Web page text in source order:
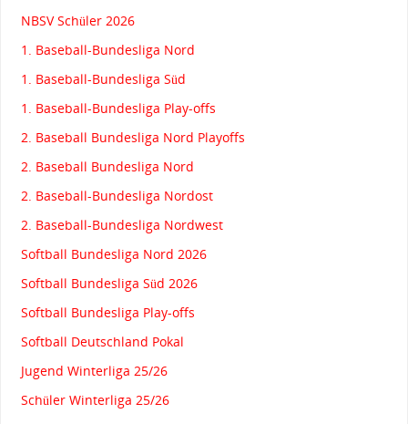
NBSV Schüler 2026
1. Baseball-Bundesliga Nord
1. Baseball-Bundesliga Süd
1. Baseball-Bundesliga Play-offs
2. Baseball Bundesliga Nord Playoffs
2. Baseball Bundesliga Nord
2. Baseball-Bundesliga Nordost
2. Baseball-Bundesliga Nordwest
Softball Bundesliga Nord 2026
Softball Bundesliga Süd 2026
Softball Bundesliga Play-offs
Softball Deutschland Pokal
Jugend Winterliga 25/26
Schüler Winterliga 25/26